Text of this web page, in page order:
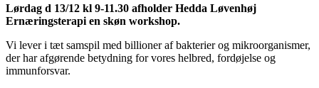
Lørdag d 13/12 kl 9-11.30 afholder Hedda Løvenhøj
Ernæringsterapi en skøn workshop.
Vi lever i tæt samspil med billioner af bakterier og mikroorganismer,
der har afgørende betydning for vores helbred, fordøjelse og
immunforsvar.